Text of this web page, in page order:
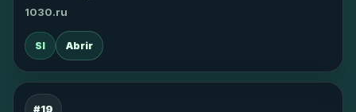
1030.ru
SI Abrir
#19